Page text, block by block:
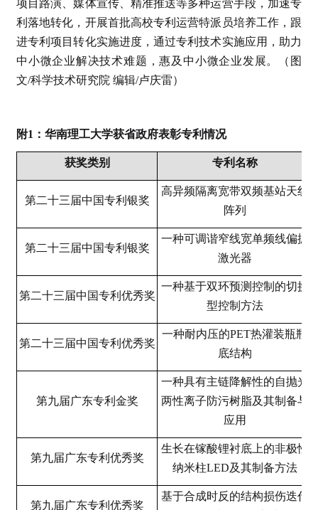
项目路演、媒体宣传、精准推送等多种运营手段，加速专
利落地转化，开展首批高校专利运营特派员培养工作，跟
进专利项目转化实施进度，通过专利技术实施应用，助力
中小微企业解决技术难题，惠及中小微企业发展。（图
文/科学技术研究院 编辑/卢庆雷）
附1：华南理工大学获省政府表彰专利情况
获奖类别 专利名称
第二十三届中国专利银奖
高异频隔离宽带双频基站天线
阵列
第二十三届中国专利银奖
一种可调谐窄线宽单频线偏振
激光器
第二十三届中国专利优秀奖
一种基于双环预测控制的切换
型控制方法
第二十三届中国专利优秀奖
一种耐内压的PET热灌装瓶瓶
底结构
第九届广东专利金奖
一种具有主链降解性的自抛光
两性离子防污树脂及其制备与
应用
第九届广东专利优秀奖
生长在镓酸锂衬底上的非极性
纳米柱LED及其制备方法
第九届广东专利优秀奖
基于合成时反的结构损伤迭代